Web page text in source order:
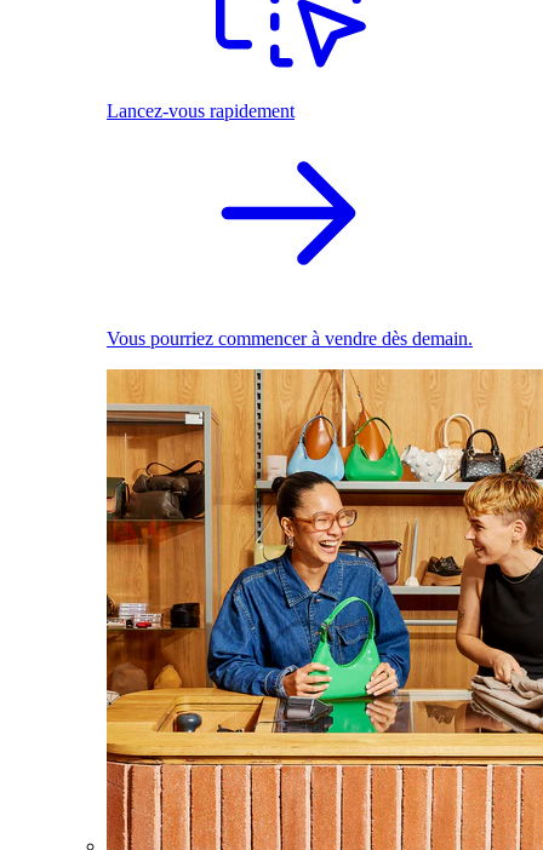
Lancez-vous rapidement
Vous pourriez commencer à vendre dès demain.